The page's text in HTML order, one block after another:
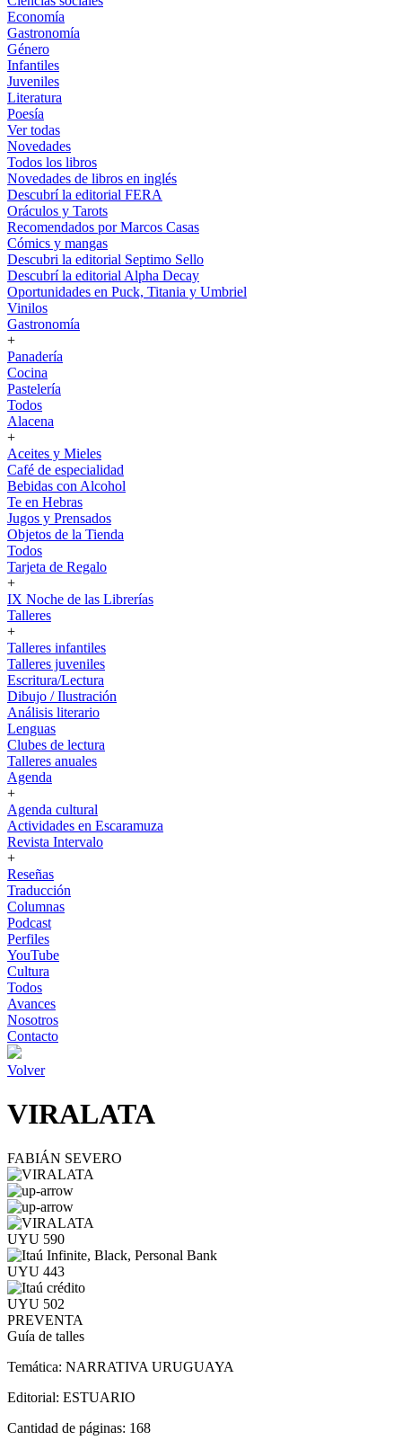
Economía
Gastronomía
Género
Infantiles
Juveniles
Literatura
Poesía
Ver todas
Novedades
Todos los libros
Novedades de libros en inglés
Descubrí la editorial FERA
Oráculos y Tarots
Recomendados por Marcos Casas
Cómics y mangas
Descubri la editorial Septimo Sello
Descubrí la editorial Alpha Decay
Oportunidades en Puck, Titania y Umbriel
Vinilos
Gastronomía
+
Panadería
Cocina
Pastelería
Todos
Alacena
+
Aceites y Mieles
Café de especialidad
Bebidas con Alcohol
Te en Hebras
Jugos y Prensados
Objetos de la Tienda
Todos
Tarjeta de Regalo
+
IX Noche de las Librerías
Talleres
+
Talleres infantiles
Talleres juveniles
Escritura/Lectura
Dibujo / Ilustración
Análisis literario
Lenguas
Clubes de lectura
Talleres anuales
Agenda
+
Agenda cultural
Actividades en Escaramuza
Revista Intervalo
+
Reseñas
Traducción
Columnas
Podcast
Perfiles
YouTube
Cultura
Todos
Avances
Nosotros
Contacto
Volver
VIRALATA
FABIÁN SEVERO
UYU 590
UYU 443
UYU 502
PREVENTA
Guía de talles
Temática: NARRATIVA URUGUAYA
Editorial: ESTUARIO
Cantidad de páginas: 168